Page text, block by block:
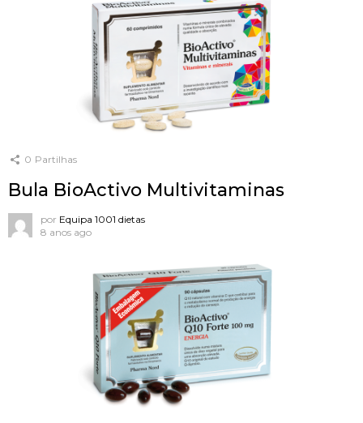
0 Partilhas
Bula BioActivo Multivitaminas
por Equipa 1001 dietas
8 anos ago